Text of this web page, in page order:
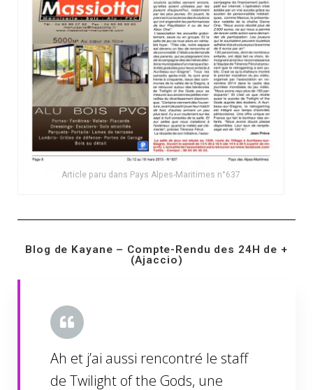
Article paru dans Pays Alpes-Maritimes n°637
Blog de Kayane – Compte-Rendu des 24H de +
(Ajaccio)
Ah et j’ai aussi rencontré le staff
de Twilight of the Gods, une